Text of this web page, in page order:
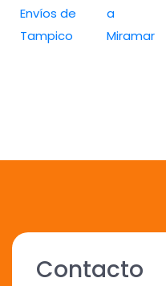
Envíos de
Tampico
a
Miramar
Contacto